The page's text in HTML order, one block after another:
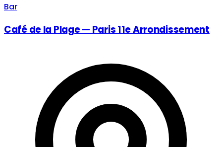
Bar
Café de la Plage — Paris 11e Arrondissement